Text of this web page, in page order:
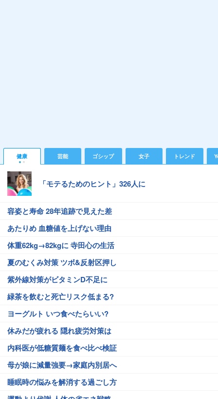
健康 芸能 ゴシップ 女子 トレンド
「モテるためのヒント」326人に
容姿と寿命 28年追跡で見えた差
あたりめ 血糖値を上げない理由
体重62kg→82kgに 寺田心の生活
夏のむくみ対策 ツボ&反射区押し
紫外線対策がビタミンD不足に
緑茶を飲むと死亡リスク低まる?
ヨーグルト いつ食べたらいい?
休みだが疲れる 隠れ疲労対策は
内科医が低糖質麺を食べ比べ検証
母が娘に減量強要→家庭内別居へ
睡眠時の悩みを解消する過ごし方